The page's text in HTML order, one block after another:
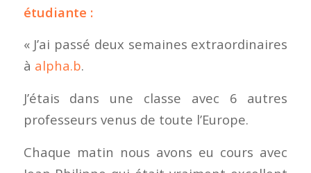
étudiante :
« J’ai passé deux semaines extraordinaires
à alpha.b.
J’étais dans une classe avec 6 autres
professeurs venus de toute l’Europe.
Chaque matin nous avons eu cours avec